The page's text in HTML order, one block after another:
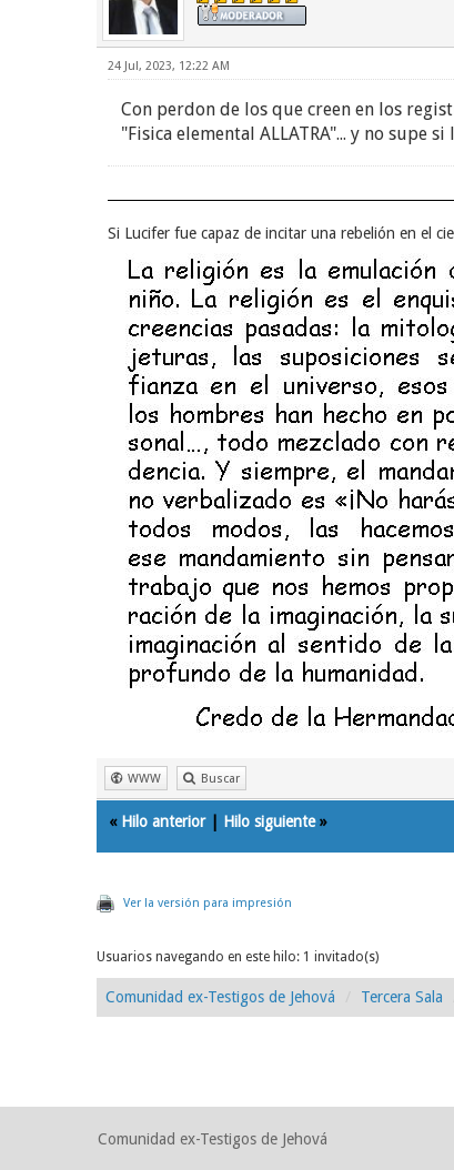
24 Jul, 2023, 12:22 AM
Con perdon de los que creen en los
"Fisica elemental ALLATRA"... y no supe
Si Lucifer fue capaz de incitar una rebelión en el
WWW Buscar
« Hilo anterior| Hilo siguiente»
Ver la versión para impresión
Usuarios navegando en este hilo: 1 invitado(s)
Comunidad ex-Testigos de Jehová Tercera Sala
Comunidad ex-Testigos de Jehová